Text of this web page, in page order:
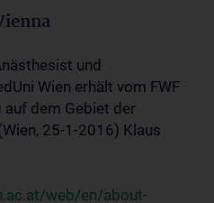
und
Wien erhält vom FWF
auf dem Gebiet der
25-1-2016) Klaus
web/en/about-